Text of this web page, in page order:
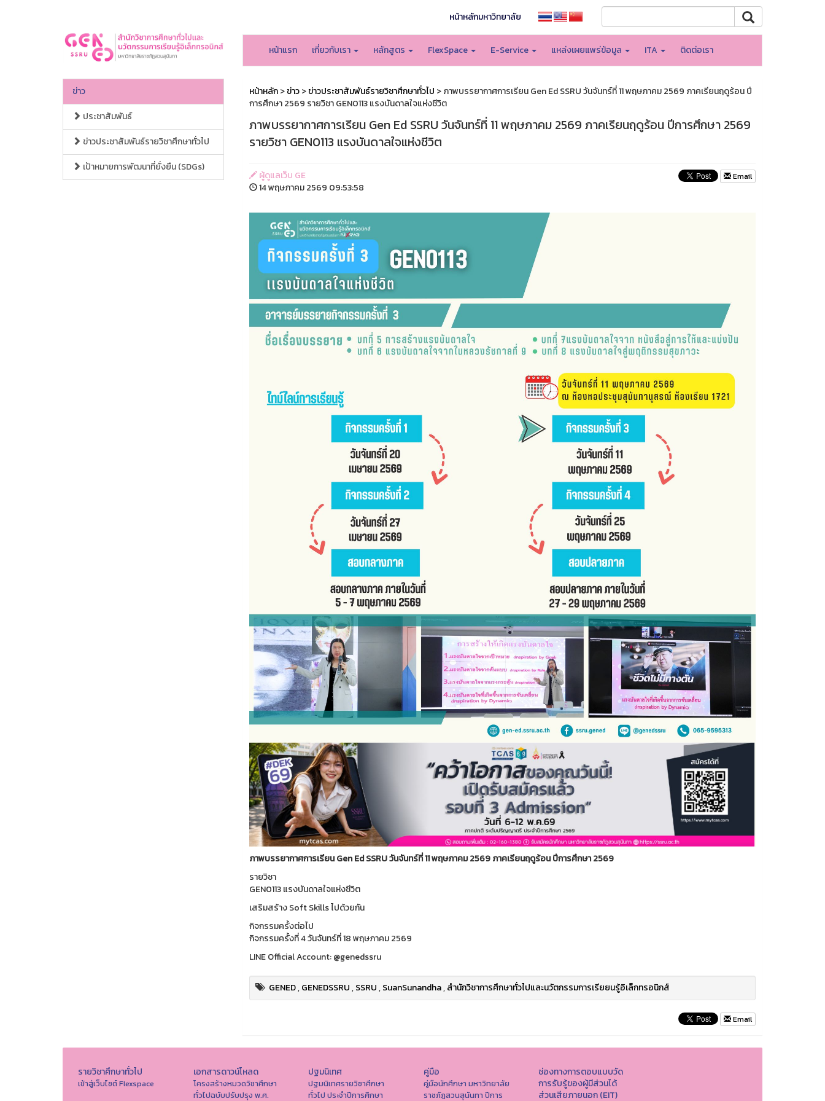
หน้าหลักมหาวิทยาลัย
หน้าแรก เกี่ยวกับเรา หลักสูตร FlexSpace E-Service แหล่งเผยแพร่ข้อมูล ITA ติดต่อเรา
ข่าว
ประชาสัมพันธ์
ข่าวประชาสัมพันธ์รายวิชาศึกษาทั่วไป
เป้าหมายการพัฒนาที่ยั่งยืน (SDGs)
หน้าหลัก>ข่าว>ข่าวประชาสัมพันธ์รายวิชาศึกษาทั่วไป > ภาพบรรยากาศการเรียน Gen Ed SSRU วันจันทร์ที่ 11 พฤษภาคม 2569 ภาคเรียนฤดูร้อน ปี
การศึกษา 2569 รายวิชา GEN0113 แรงบันดาลใจแห่งชีวิต
ภาพบรรยากาศการเรียน Gen Ed SSRU วันจันทร์ที่ 11 พฤษภาคม 2569 ภาคเรียนฤดูร้อน ปีการศึกษา 2569
รายวิชา GEN0113 แรงบันดาลใจแห่งชีวิต
ผู้ดูแลเว็บ GE
14 พฤษภาคม 2569 09:53:58
Email
ภาพบรรยากาศการเรียน Gen Ed SSRU วันจันทร์ที่ 11 พฤษภาคม 2569 ภาคเรียนฤดูร้อน ปีการศึกษา 2569
รายวิชา
GEN0113 แรงบันดาลใจแห่งชีวิต
เสริมสร้าง Soft Skills ไปด้วยกัน
กิจกรรมครั้งต่อไป
กิจกรรมครั้งที่ 4 วันจันทร์ที่ 18 พฤษภาคม 2569
LINE Official Account: @genedssru
GENED,GENEDSSRU,SSRU,SuanSunandha,สำนักวิชาการศึกษาทั่วไปและนวัตกรรมการเรียยนรู้อิเล็กทรอนิกส์
Email
รายวิชาศึกษาทั่วไป
เข้าสู่เว็บไซต์ Flexspace
เอกสารดาวน์โหลด
โครงสร้างหมวดวิชาศึกษา
ทั่วไปฉบับปรับปรุง พ.ศ.
ปฐมนิเทศ
ปฐมนิเทศรายวิชาศึกษา
ทั่วไป ประจำปีการศึกษา
คู่มือ
คู่มือนักศึกษา มหาวิทยาลัย
ราชภัฏสวนสุนันทา ปีการ
ช่องทางการตอบแบบวัด
การรับรู้ของผู้มีส่วนได้
ส่วนเสียภายนอก (EIT)